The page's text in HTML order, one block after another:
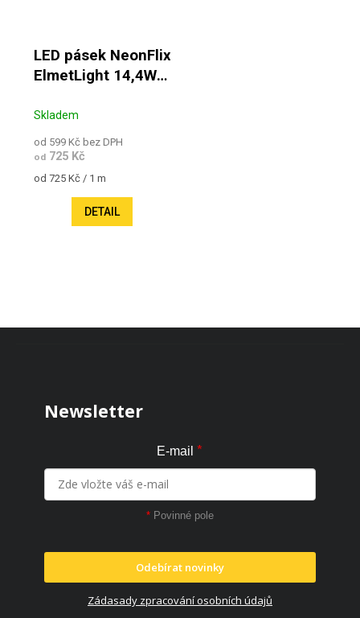
LED pásek NeonFlix
ElmetLight 14,4W
Skladem
od 599 Kč bez DPH
od725 Kč
Měrná cena:
od 725 Kč / 1 m
DETAIL
Newsletter
E-mail *
* Povinné pole
Odebírat novinky
Zádasady zpracování osobních údajů